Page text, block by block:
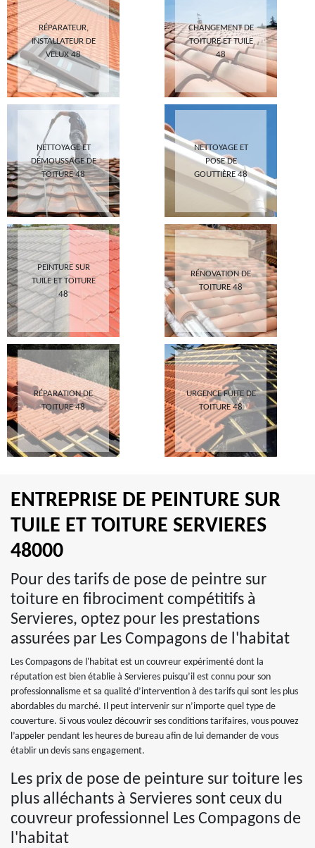
RÉPARATEUR,
INSTALLATEUR DE
VELUX 48
CHANGEMENT DE
TOITURE ET TUILE
48
NETTOYAGE ET
DÉMOUSSAGE DE
TOITURE 48
NETTOYAGE ET
POSE DE
GOUTTIÈRE 48
PEINTURE SUR
TUILE ET TOITURE
48
RÉNOVATION DE
TOITURE 48
RÉPARATION DE
TOITURE 48
URGENCE FUITE DE
TOITURE 48
ENTREPRISE DE PEINTURE SUR
TUILE ET TOITURE SERVIERES
48000
Pour des tarifs de pose de peintre sur
toiture en fibrociment compétitifs à
Servieres, optez pour les prestations
assurées par Les Compagons de l'habitat
Les Compagons de l'habitat est un couvreur expérimenté dont la
réputation est bien établie à Servieres puisqu’il est connu pour son
professionnalisme et sa qualité d’intervention à des tarifs qui sont les plus
abordables du marché. Il peut intervenir sur n’importe quel type de
couverture. Si vous voulez découvrir ses conditions tarifaires, vous pouvez
l’appeler pendant les heures de bureau afin de lui demander de vous
établir un devis sans engagement.
Les prix de pose de peinture sur toiture les
plus alléchants à Servieres sont ceux du
couvreur professionnel Les Compagons de
l'habitat